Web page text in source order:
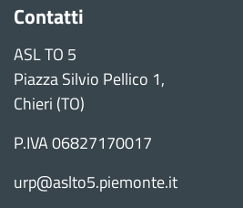
Contatti
ASL TO 5
Piazza Silvio Pellico 1,
Chieri (TO)
P.IVA 06827170017
urp@aslto5.piemonte.it